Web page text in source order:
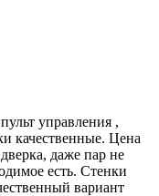
управления ,
качественные. Цена
даже пар не
есть. Стенки
вариант